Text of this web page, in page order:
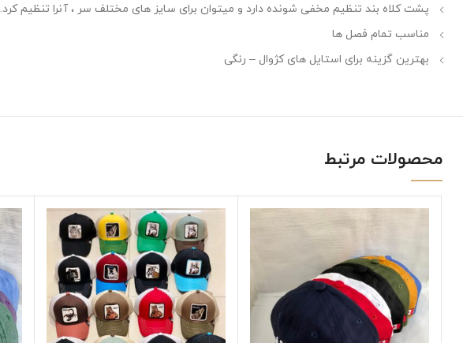
پشت کلاه بند تنظیم مخفی شونده دارد و میتوان برای سایز های مختلف سر ، آنرا تنظیم کرد.
مناسب تمام فصل ها
بهترین گزینه برای استایل های کژوال – رنگی
محصولات مرتبط